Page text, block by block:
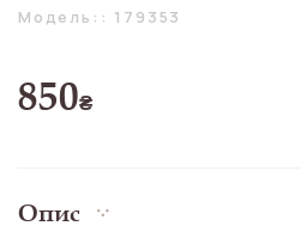
Модель:: 179353
850₴
Опис